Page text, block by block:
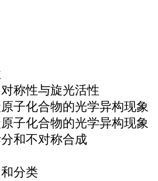
称性与旋光活性
子化合物的光学异构现象
子化合物的光学异构现象
和不对称合成
分类